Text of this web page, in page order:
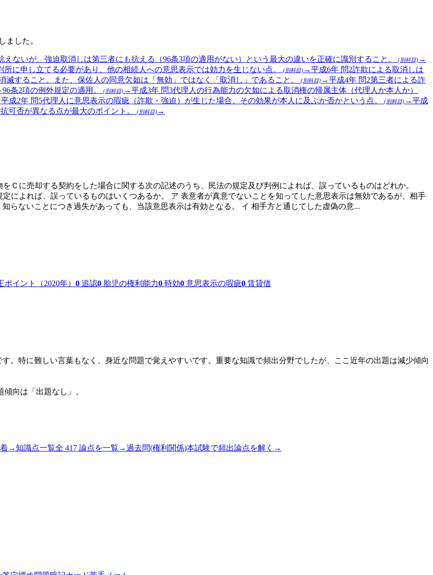
ました。
ないが、強迫取消しは第三者にも抗える（96条3項の適用がない）という最大の違いを正確に識別すること。 (別科目) →
に申し立てる必要があり、他の相続人への意思表示では効力を生じない点。 (別科目) →平成6年 問2詐欺による取消しは
滅すること。また、保佐人の同意欠如は「無効」ではなく「取消し」であること。
(別科目) →平成4年 問2第三者による詐
条2項の例外規定の適用。
(別科目) →平成3年 問3代理人の行為能力の欠如による取消権の帰属主体（代理人か本人か）
平成2年 問5代理人に意思表示の瑕疵（詐欺・強迫）が生じた場合、その効果が本人に及ぶか否かという点。 (別科目) →平成
可否が異なる点が最大のポイント。 (別科目) →
Ｃに売却する契約をした場合に関する次の記述のうち、民法の規定及び判例によれば、誤っているものはどれか。
定によれば、誤っているものはいくつあるか。 ア 表意者が真意でないことを知ってした意思表示は無効であるが、相手
らないことにつき過失があっても、当該意思表示は有効となる。 イ 相手方と通じてした虚偽の意...
ポイント（2020年） 0 追認0 胎児の権利能力0 時効0 意思表示の瑕疵0 賃貸借
。特に難しい言葉もなく、身近な問題で覚えやすいです。重要な知識で頻出分野でしたが、ここ近年の出題は減少傾向
傾向は「 出題なし 」。
→知識点一覧全 417 論点を一覧 →過去問(権利関係)本試験で頻出論点を解く →